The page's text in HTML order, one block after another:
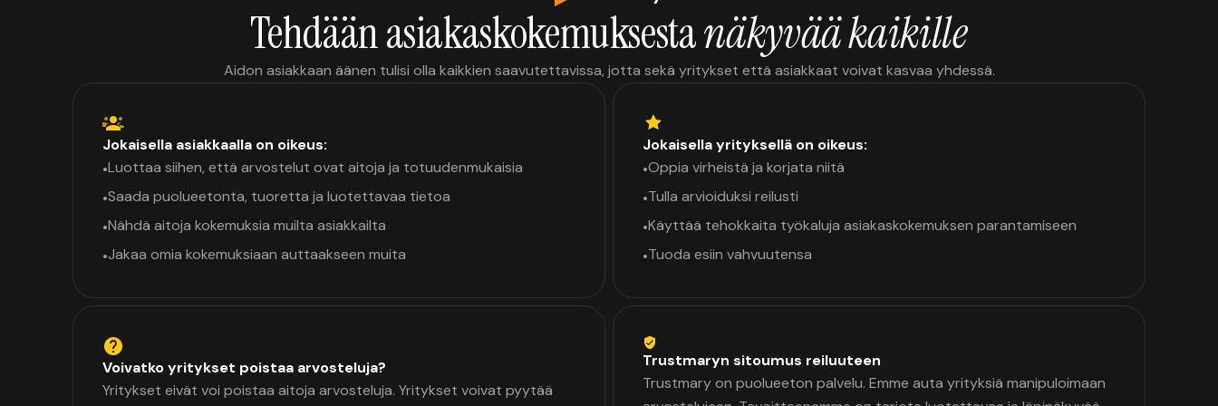
Tehdään asiakaskokemuksestanäkyvää kaikille
Aidon asiakkaan äänen tulisi olla kaikkien saavutettavissa, jotta sekä yritykset että asiakkaat voivat kasvaa yhdessä.
Jokaisella asiakkaalla on oikeus:
•Luottaa siihen, että arvostelut ovat aitoja ja totuudenmukaisia
•Saada puolueetonta, tuoretta ja luotettavaa tietoa
•Nähdä aitoja kokemuksia muilta asiakkailta
•Jakaa omia kokemuksiaan auttaakseen muita
Jokaisella yrityksellä on oikeus:
•Oppia virheistä ja korjata niitä
•Tulla arvioiduksi reilusti
•Käyttää tehokkaita työkaluja asiakaskokemuksen parantamiseen
•Tuoda esiin vahvuutensa
Voivatko yritykset poistaa arvosteluja?
Yritykset eivät voi poistaa aitoja arvosteluja. Yritykset voivat pyytää
Trustmaryn sitoumus reiluuteen
Trustmary on puolueeton palvelu. Emme auta yrityksiä manipuloimaan